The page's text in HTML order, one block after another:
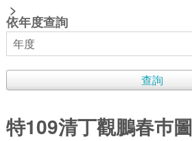
>
依年度查詢
特109清丁觀鵬春巿